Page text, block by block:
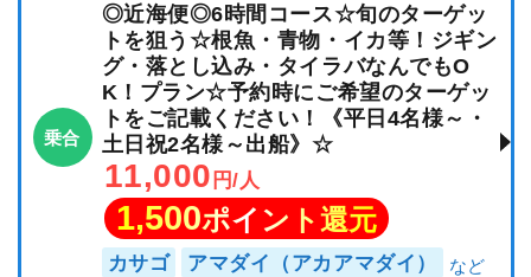
乗合
◎近海便◎6時間コース☆旬のターゲッ
トを狙う☆根魚・青物・イカ等！ジギン
グ・落とし込み・タイラバなんでもO
K！プラン☆予約時にご希望のターゲッ
トをご記載ください！《平日4名様～・
土日祝2名様～出船》☆
11,000 円/人
1,500ポイント還元
カサゴ アマダイ（アカアマダイ）